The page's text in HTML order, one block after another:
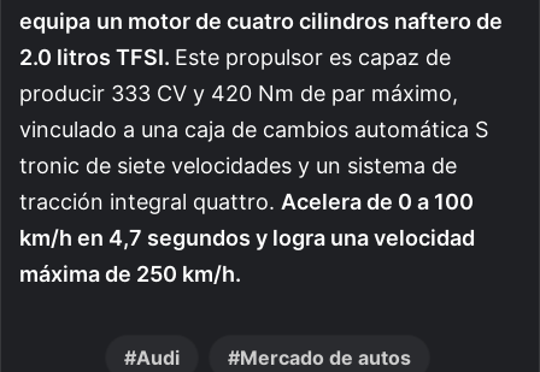
equipa un motor de cuatro cilindros naftero de
2.0 litros TFSI. Este propulsor es capaz de
producir 333 CV y 420 Nm de par máximo,
vinculado a una caja de cambios automática S
tronic de siete velocidades y un sistema de
tracción integral quattro. Acelera de 0 a 100
km/h en 4,7 segundos y logra una velocidad
máxima de 250 km/h.
Audi Mercado de autos